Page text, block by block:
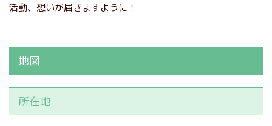
活動、想いが届きますように！
地図
所在地